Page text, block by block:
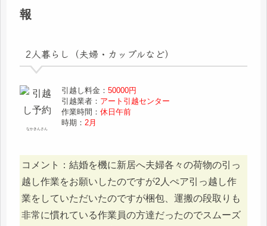
報
2人暮らし（夫婦・カップルなど）
なかきんさん
引越し料金：50000円
引越業者： アート引越センター
作業時間：休日午前
時期： 2月
コメント：結婚を機に新居へ夫婦各々の荷物の引っ
越し作業をお願いしたのですが2人ぺア引っ越し作
業をしていただいたのですが梱包、運搬の段取りも
非常に慣れている作業員の方達だったのでスムーズ